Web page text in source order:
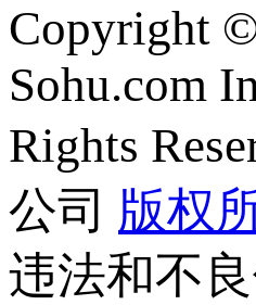
Copyright
Sohu.com
Rights
公司 版权
违法和不